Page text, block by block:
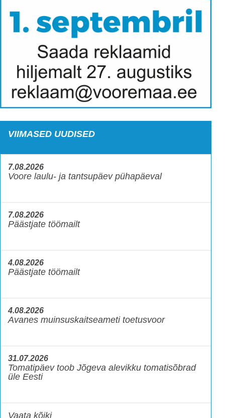
VIIMASED UUDISED
7.08.2026
Voore laulu- ja tantsupäev pühapäeval
7.08.2026
Päästjate töömailt
4.08.2026
Päästjate töömailt
4.08.2026
Avanes muinsuskaitseameti toetusvoor
31.07.2026
Tomatipäev toob Jõgeva alevikku tomatisõbrad
üle Eesti
Vaata kõiki